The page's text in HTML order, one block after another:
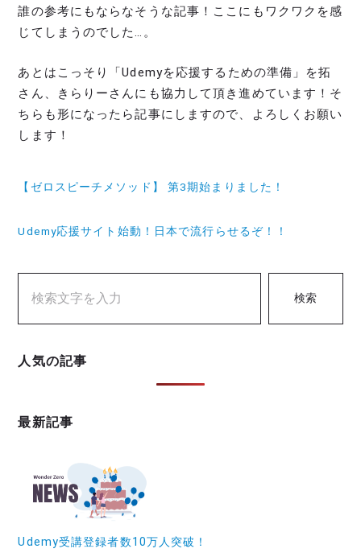
誰の参考にもならなそうな記事！ここにもワクワクを感
じてしまうのでした…。
あとはこっそり「Udemyを応援するための準備」を拓
さん、きらりーさんにも協力して頂き進めています！そ
ちらも形になったら記事にしますので、よろしくお願い
します！
【ゼロスピーチメソッド】 第3期始まりました！
Udemy応援サイト始動！日本で流行らせるぞ！！
検索
人気の記事
最新記事
Udemy受講登録者数10万人突破！